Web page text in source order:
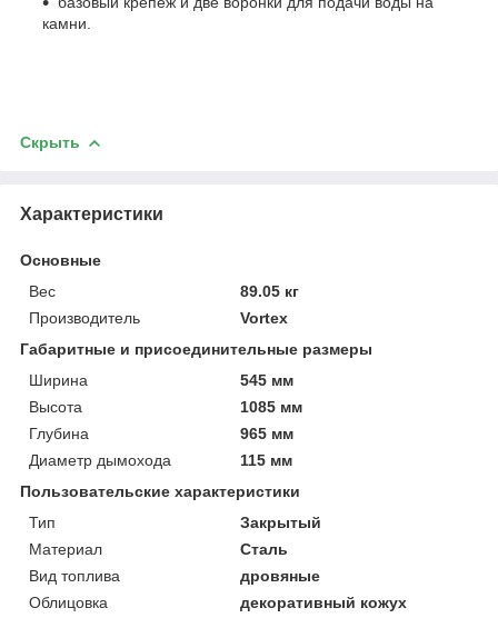
камни.
Скрыть
Характеристики
Основные
Вес
89.05 кг
Производитель
Vortex
Габаритные и присоединительные размеры
Ширина
545 мм
Высота
1085 мм
Глубина
965 мм
Диаметр дымохода
115 мм
Пользовательские характеристики
Тип
Закрытый
Материал
Сталь
Вид топлива
дровяные
Облицовка
декоративный кожух